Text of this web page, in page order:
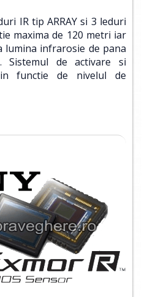
IR tip ARRAY si 3 leduri
maxima de 120 metri iar
lumina infrarosie de pana
de activare si
functie de nivelul de